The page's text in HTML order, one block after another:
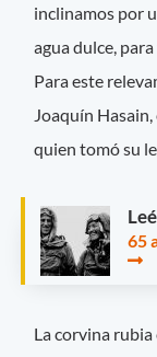
inclinamos por
agua dulce,
Para este
Joaquín
quien tomó su
65
La corvina rubia